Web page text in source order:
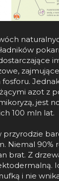
azot z
jest
100 mln lat.
przyrodzie
Niemal 90%
brat. Z
i nie